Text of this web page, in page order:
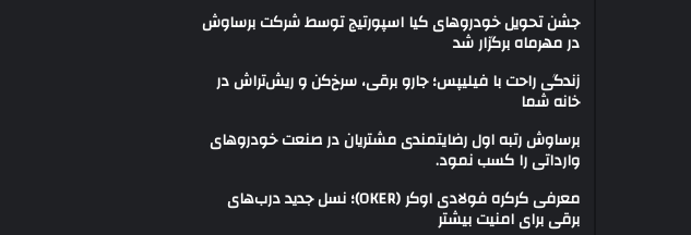
جشن تحویل خودروهای کیا اسپورتیج توسط شرکت برساوش
در مهرماه برگزار شد
زندگی راحت با فیلیپس؛ جارو برقی، سرخ‌کن و ریش‌تراش در
خانه شما
برساوش رتبه اول رضایتمندی مشتریان در صنعت خودروهای
وارداتی را کسب نمود.
معرفی کرکره فولادی اوکر (OKER)؛ نسل جدید درب‌های
برقی برای امنیت بیشتر